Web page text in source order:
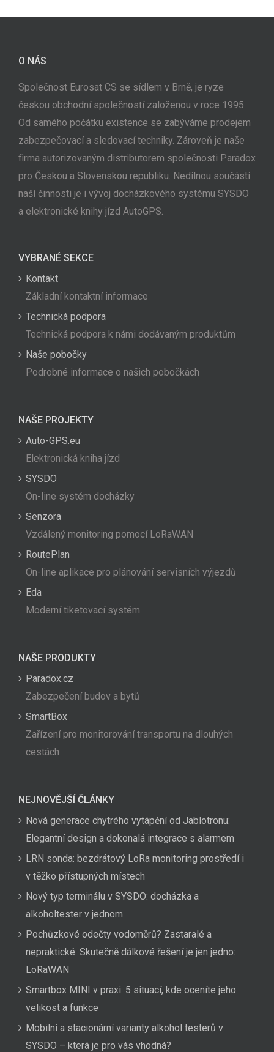
O NÁS
Společnost Eurosat CS se sídlem v Brně, je ryze
českou obchodní společností založenou v roce 1995.
Od samého počátku existence se zabýváme prodejem
zabezpečovací a sledovací techniky. Zároveň je naše
firma autorizovaným distributorem společnosti Paradox
pro Českou a Slovenskou republiku. Nedílnou součástí
naší činnosti je i vývoj docházkového systému SYSDO
a elektronické knihy jízd AutoGPS.
VYBRANÉ SEKCE
Kontakt
Základní kontaktní informace
Technická podpora
Technická podpora k námi dodávaným produktům
Naše pobočky
Podrobné informace o našich pobočkách
NAŠE PROJEKTY
Auto-GPS.eu
Elektronická kniha jízd
SYSDO
On-line systém docházky
Senzora
Vzdálený monitoring pomocí LoRaWAN
RoutePlan
On-line aplikace pro plánování servisních výjezdů
Eda
Moderní tiketovací systém
NAŠE PRODUKTY
Paradox.cz
Zabezpečení budov a bytů
SmartBox
Zařízení pro monitorování transportu na dlouhých
cestách
NEJNOVĚJŠÍ ČLÁNKY
Nová generace chytrého vytápění od Jablotronu:
Elegantní design a dokonalá integrace s alarmem
LRN sonda: bezdrátový LoRa monitoring prostředí i
v těžko přístupných místech
Nový typ terminálu v SYSDO: docházka a
alkoholtester v jednom
Pochůzkové odečty vodoměrů? Zastaralé a
nepraktické. Skutečně dálkové řešení je jen jedno:
LoRaWAN
Smartbox MINI v praxi: 5 situací, kde oceníte jeho
velikost a funkce
Mobilní a stacionární varianty alkohol testerů v
SYSDO – která je pro vás vhodná?